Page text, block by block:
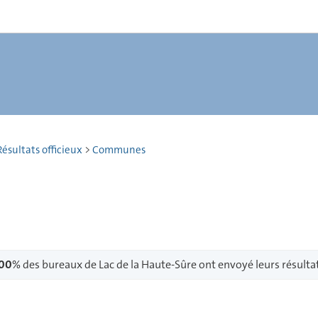
officieux > Communes
% des bureaux de Lac de la Haute-Sûre ont envoyé leurs